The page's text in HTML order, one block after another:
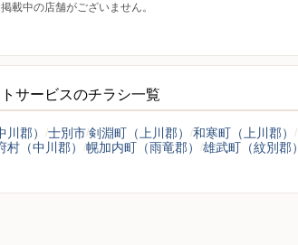
載中の店舗がございません。
サービスのチラシ一覧
川郡） 士別市剣淵町（上川郡）
和寒町（上川郡）
村（中川郡） 幌加内町（雨竜郡）
雄武町（紋別郡）